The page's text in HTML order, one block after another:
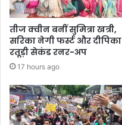
तीज क्वीन बनीं सुमित्रा खत्री,
सरिका नेगी फर्स्ट और दीपिका
रतूड़ी सेकंड रनर-अप
17 hours ago